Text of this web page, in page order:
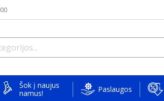
Šok į naujus
namus!
Paslaugos